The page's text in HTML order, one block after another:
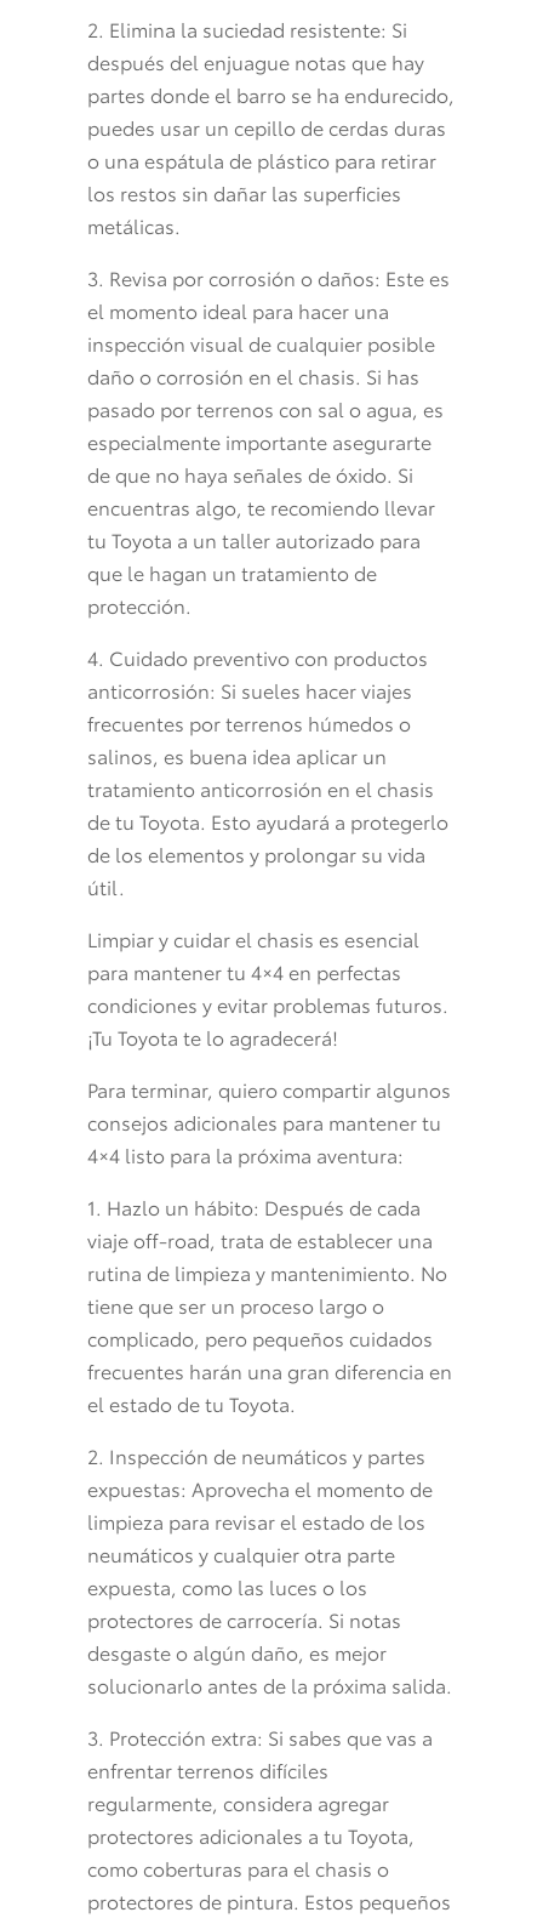
2. Elimina la suciedad resistente: Si
después del enjuague notas que hay
partes donde el barro se ha endurecido,
puedes usar un cepillo de cerdas duras
o una espátula de plástico para retirar
los restos sin dañar las superficies
metálicas.
3. Revisa por corrosión o daños: Este es
el momento ideal para hacer una
inspección visual de cualquier posible
daño o corrosión en el chasis. Si has
pasado por terrenos con sal o agua, es
especialmente importante asegurarte
de que no haya señales de óxido. Si
encuentras algo, te recomiendo llevar
tu Toyota a un taller autorizado para
que le hagan un tratamiento de
protección.
4. Cuidado preventivo con productos
anticorrosión: Si sueles hacer viajes
frecuentes por terrenos húmedos o
salinos, es buena idea aplicar un
tratamiento anticorrosión en el chasis
de tu Toyota. Esto ayudará a protegerlo
de los elementos y prolongar su vida
útil.
Limpiar y cuidar el chasis es esencial
para mantener tu 4×4 en perfectas
condiciones y evitar problemas futuros.
¡Tu Toyota te lo agradecerá!
Para terminar, quiero compartir algunos
consejos adicionales para mantener tu
4×4 listo para la próxima aventura:
1. Hazlo un hábito: Después de cada
viaje off-road, trata de establecer una
rutina de limpieza y mantenimiento. No
tiene que ser un proceso largo o
complicado, pero pequeños cuidados
frecuentes harán una gran diferencia en
el estado de tu Toyota.
2. Inspección de neumáticos y partes
expuestas: Aprovecha el momento de
limpieza para revisar el estado de los
neumáticos y cualquier otra parte
expuesta, como las luces o los
protectores de carrocería. Si notas
desgaste o algún daño, es mejor
solucionarlo antes de la próxima salida.
3. Protección extra: Si sabes que vas a
enfrentar terrenos difíciles
regularmente, considera agregar
protectores adicionales a tu Toyota,
como coberturas para el chasis o
protectores de pintura. Estos pequeños